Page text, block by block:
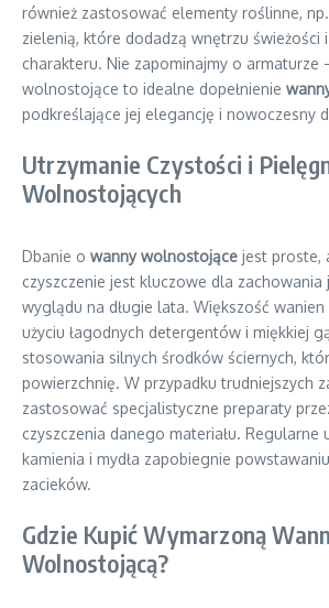
również zastosować elementy roślinne,
zielenią, które dodadzą wnętrzu świeżości
charakteru. Nie zapominajmy o armaturze
wolnostojące to idealne dopełnienie
podkreślające jej elegancję i nowoczesny
Utrzymanie Czystości i
Wolnostojących
Dbanie o wanny wolnostojące jest proste,
czyszczenie jest kluczowe dla zachowania
wyglądu na długie lata. Większość wanien
użyciu łagodnych detergentów i miękkiej
stosowania silnych środków ściernych,
powierzchnię. W przypadku trudniejszych
zastosować specjalistyczne preparaty
czyszczenia danego materiału. Regularne
kamienia i mydła zapobiegnie
zacieków.
Gdzie Kupić Wymarzoną
Wolnostojącą?